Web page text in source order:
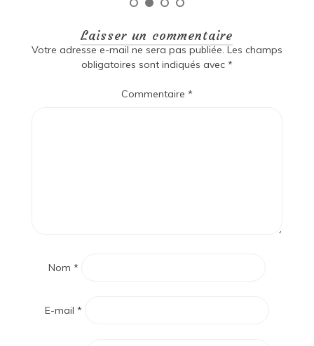
Laisser un commentaire
Votre adresse e-mail ne sera pas publiée. Les champs
obligatoires sont indiqués avec *
Commentaire *
Nom *
E-mail *